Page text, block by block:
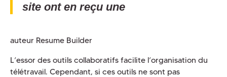
site ont en reçu une
auteur Resume Builder
L’essor des outils collaboratifs facilite l’organisation du
télétravail. Cependant, si ces outils ne sont pas